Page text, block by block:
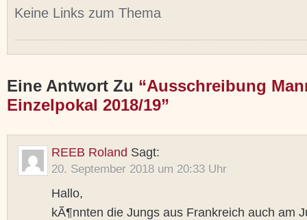
Keine Links zum Thema
Eine Antwort Zu “Ausschreibung
Einzelpokal 2018/19”
REEB Roland Sagt:
20. September 2018 um 20:33 Uhr
Hallo,
kÃ¶nnten die Jungs aus Frankreich auch am